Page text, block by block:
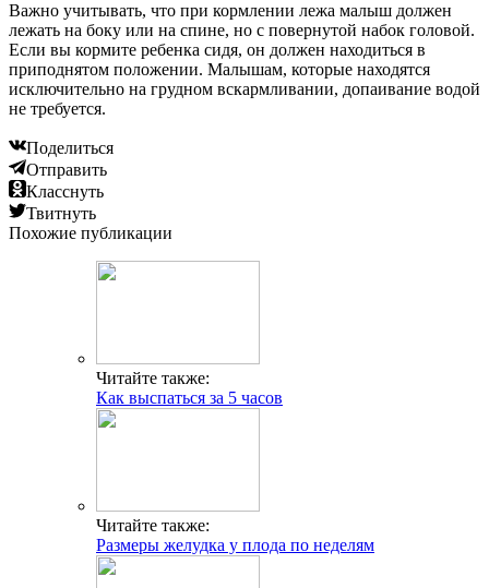
Важно учитывать, что при кормлении лежа малыш должен
лежать на боку или на спине, но с повернутой набок головой.
Если вы кормите ребенка сидя, он должен находиться в
приподнятом положении. Малышам, которые находятся
исключительно на грудном вскармливании, допаивание водой
не требуется.
Поделиться
Отправить
Класснуть
Твитнуть
Похожие публикации
Читайте также:
Как выспаться за 5 часов
Читайте также:
Размеры желудка у плода по неделям